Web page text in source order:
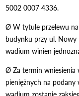
5002 0007 4336.
Ø W tytule przelewu
budynku przy ul. Nowy
wadium winien
Ø Za termin wniesienia
pieniężnych na
wadium zostanie